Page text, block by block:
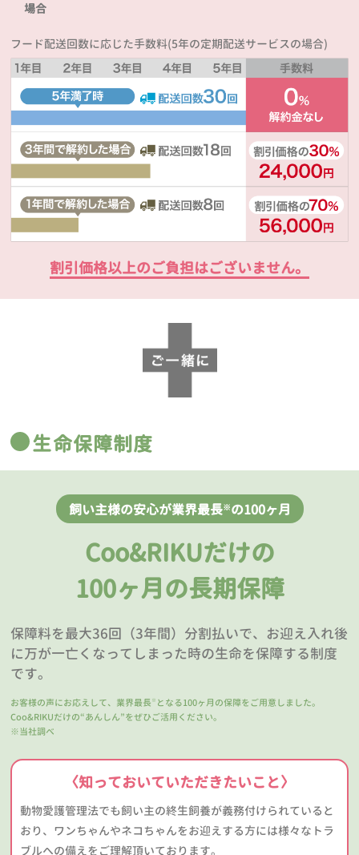
場合
フード配送回数に応じた手数料(5年の定期配送サービスの場合)
割引価格以上のご負担はございません。
生命保障制度
飼い主様の安心が業界最長※の100ヶ月
Coo&RIKUだけの
100ヶ月の長期保障
保障料を最大36回（3年間）分割払いで、お迎え入れ後
に万が一亡くなってしまった時の生命を保障する制度
です。
お客様の声にお応えして、業界最長 ※ となる100ヶ月の保障をご用意しました。
Coo&RIKUだけの“あんしん”をぜひご活用ください。
※当社調べ
〈知っておいていただきたいこと〉
動物愛護管理法でも飼い主の終生飼養が義務付けられていると
おり、ワンちゃんやネコちゃんをお迎えする方には様々なトラ
ブルへの備えをご理解頂いております。